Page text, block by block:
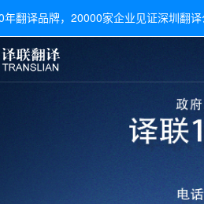
年翻译品牌，20000家企业见证深圳翻译
文件翻译
广交会翻
常用语种翻译
日语翻译
翻译新闻